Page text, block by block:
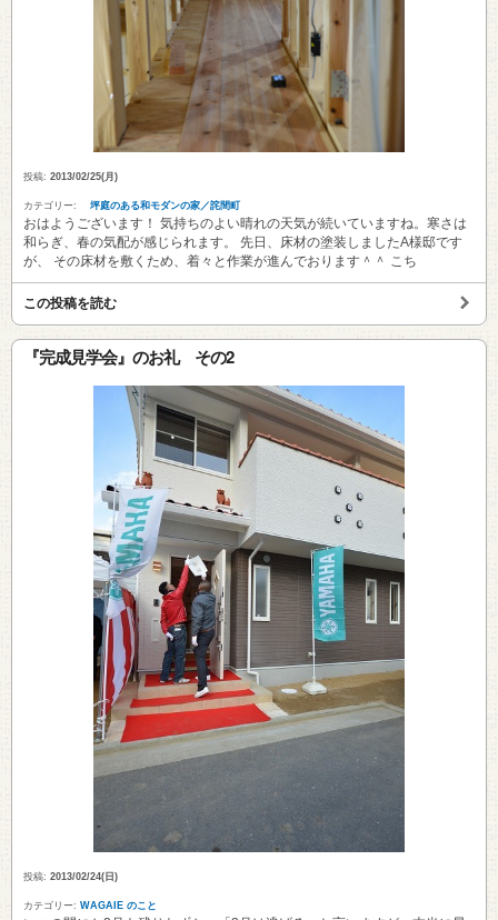
投稿: 2013/02/25(月)
カテゴリー: 坪庭のある和モダンの家／詫間町
おはようございます！ 気持ちのよい晴れの天気が続いていますね。寒さは
和らぎ、春の気配が感じられます。 先日、床材の塗装しましたA様邸です
が、 その床材を敷くため、着々と作業が進んでおります＾＾ こち
この投稿を読む
『完成見学会』のお礼 その2
投稿: 2013/02/24(日)
カテゴリー: WAGAIE のこと